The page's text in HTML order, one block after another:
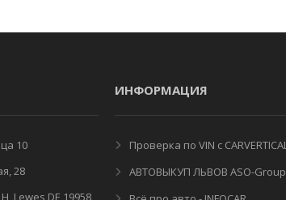
10
28
Lewes DE 19958
ИНФОРМАЦИЯ
Проверка по VIN с CARVERTICAL
АВТОВЫКУП ЛЬВОВ ASO-Group